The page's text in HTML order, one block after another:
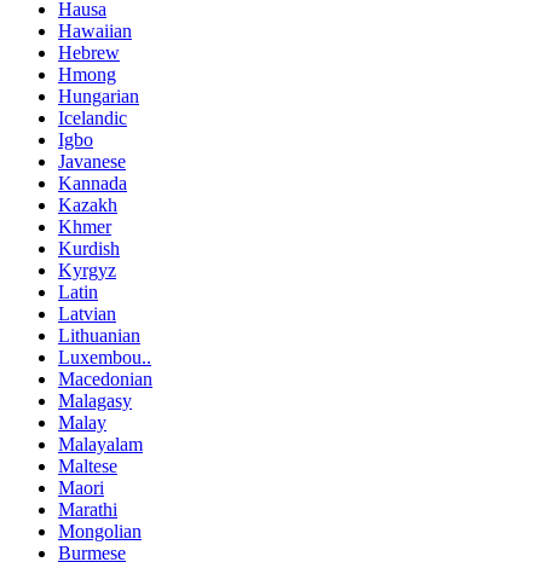
Hausa
Hawaiian
Hebrew
Hmong
Hungarian
Icelandic
Igbo
Javanese
Kannada
Kazakh
Khmer
Kurdish
Kyrgyz
Latin
Latvian
Lithuanian
Luxembou..
Macedonian
Malagasy
Malay
Malayalam
Maltese
Maori
Marathi
Mongolian
Burmese